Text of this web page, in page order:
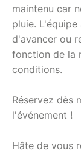
maintenu car
pluie.
d'avancer ou
fonction de la
conditions.
Réservez dès
l'événement !
Hâte de vous